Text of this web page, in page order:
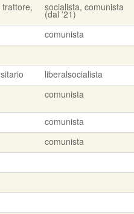
socialista, comunista
(dal '21)
comunista
liberalsocialista
comunista
comunista
comunista